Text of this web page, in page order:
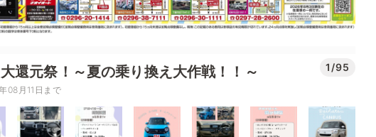
大還元祭！～夏の乗り換え大作戦！！～ 1/95
08月11日まで